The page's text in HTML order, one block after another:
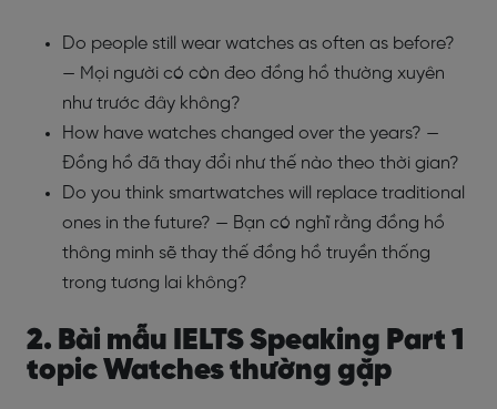
Do people still wear watches as often as before?
— Mọi người có còn đeo đồng hồ thường xuyên
như trước đây không?
How have watches changed over the years? —
Đồng hồ đã thay đổi như thế nào theo thời gian?
Do you think smartwatches will replace traditional
ones in the future? — Bạn có nghĩ rằng đồng hồ
thông minh sẽ thay thế đồng hồ truyền thống
trong tương lai không?
2. Bài mẫu IELTS Speaking Part 1
topic Watches thường gặp